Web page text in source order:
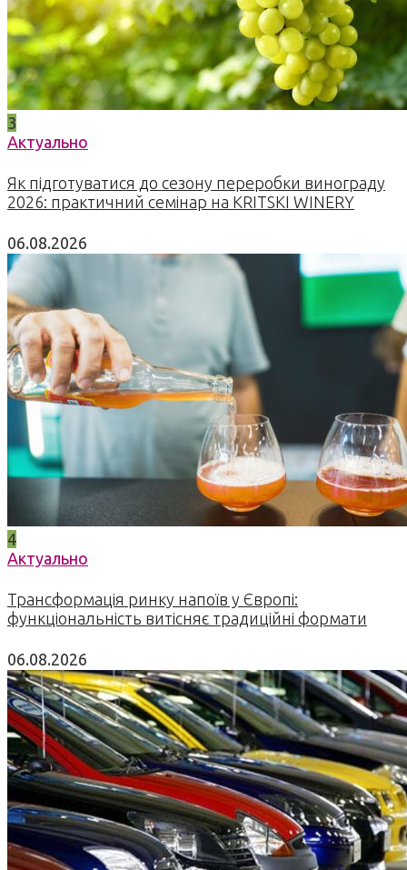
3
Актуально
Як підготуватися до сезону переробки винограду
2026: практичний семінар на KRITSKI WINERY
06.08.2026
4
Актуально
Трансформація ринку напоїв у Європі:
функціональність витісняє традиційні формати
06.08.2026